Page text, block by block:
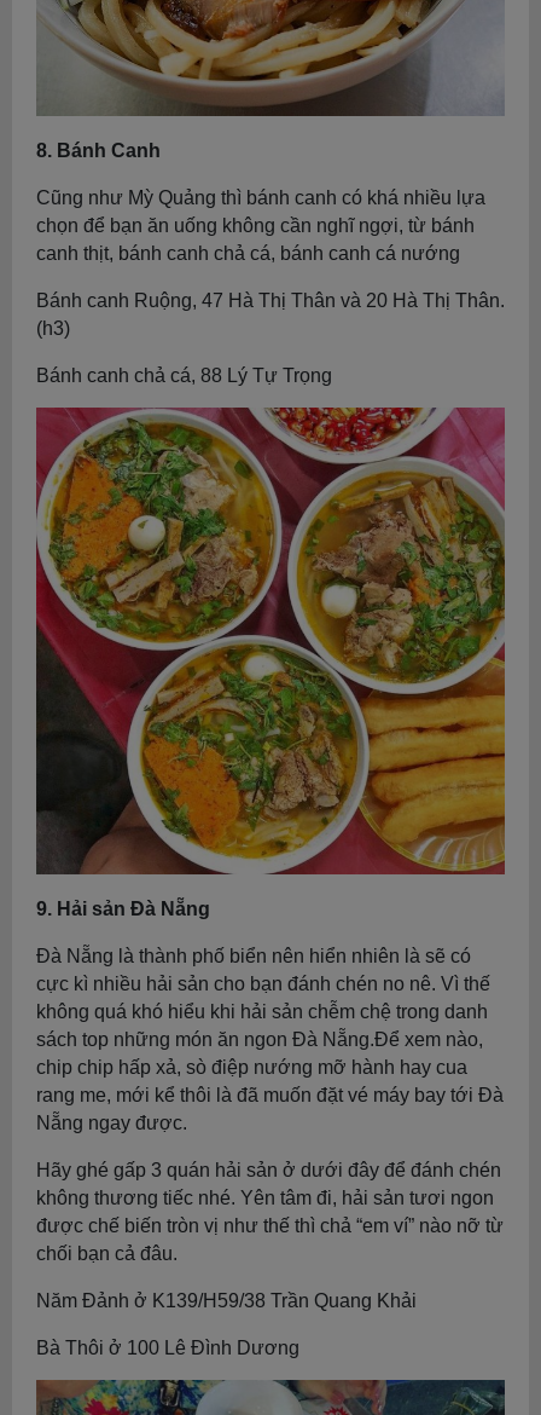
8. Bánh Canh
Cũng như Mỳ Quảng thì bánh canh có khá nhiều lựa
chọn để bạn ăn uống không cần nghĩ ngợi, từ bánh
canh thịt, bánh canh chả cá, bánh canh cá nướng
Bánh canh Ruộng, 47 Hà Thị Thân và 20 Hà Thị Thân.
(h3)
Bánh canh chả cá, 88 Lý Tự Trọng
9. Hải sản Đà Nẵng
Đà Nẵng là thành phố biển nên hiển nhiên là sẽ có
cực kì nhiều hải sản cho bạn đánh chén no nê. Vì thế
không quá khó hiểu khi hải sản chễm chệ trong danh
sách top những món ăn ngon Đà Nẵng.Để xem nào,
chip chip hấp xả, sò điệp nướng mỡ hành hay cua
rang me, mới kể thôi là đã muốn đặt vé máy bay tới Đà
Nẵng ngay được.
Hãy ghé gấp 3 quán hải sản ở dưới đây để đánh chén
không thương tiếc nhé. Yên tâm đi, hải sản tươi ngon
được chế biến tròn vị như thế thì chả “em ví” nào nỡ từ
chối bạn cả đâu.
Năm Đảnh ở K139/H59/38 Trần Quang Khải
Bà Thôi ở 100 Lê Đình Dương